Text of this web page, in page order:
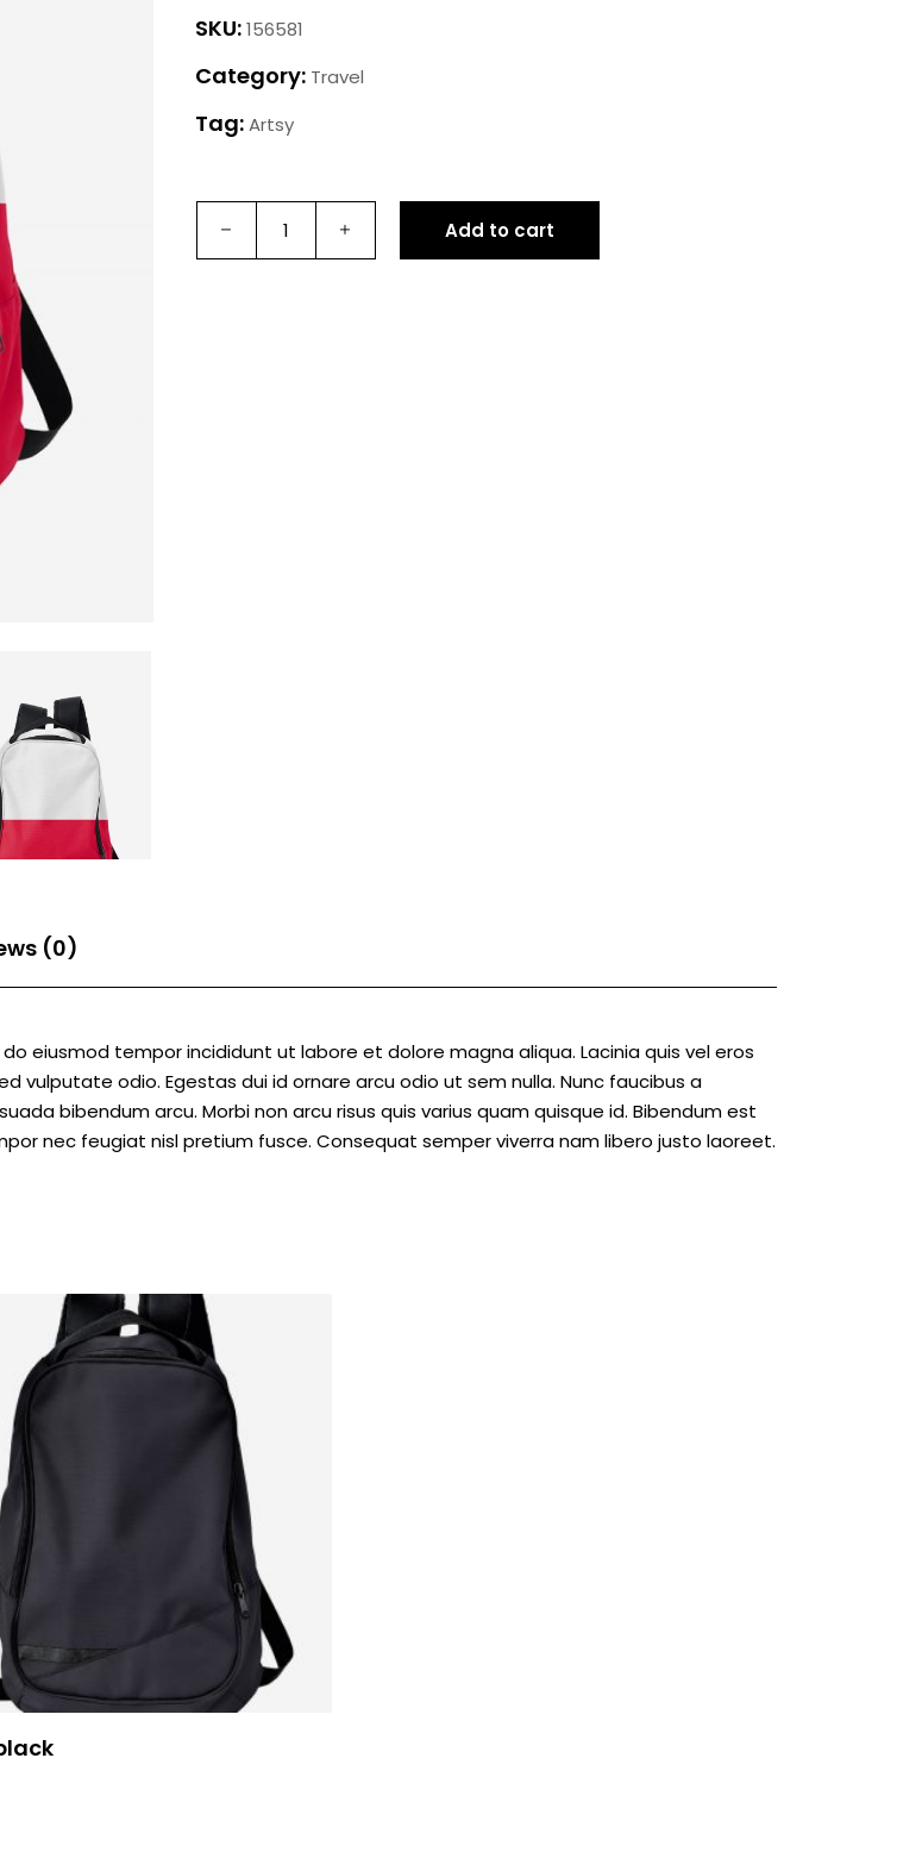
SKU:156581
Category: Travel
Tag:Artsy
Add to cart
(0)
eiusmod tempor incididunt ut labore et dolore magna aliqua. Lacinia quis vel eros
vulputate odio. Egestas dui id ornare arcu odio ut sem nulla. Nunc faucibus a
bibendum arcu. Morbi non arcu risus quis varius quam quisque id. Bibendum est
nec feugiat nisl pretium fusce. Consequat semper viverra nam libero justo laoreet.